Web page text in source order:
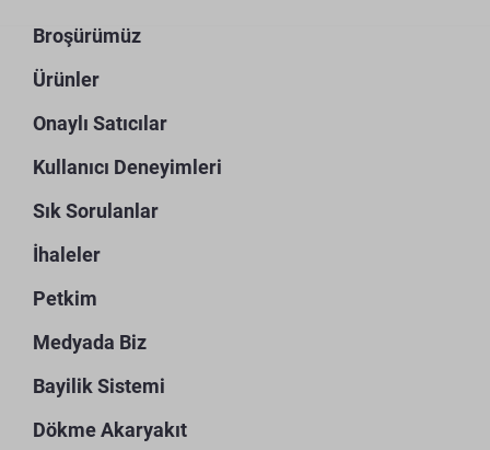
Broşürümüz
Ürünler
Onaylı Satıcılar
Kullanıcı Deneyimleri
Sık Sorulanlar
İhaleler
Petkim
Medyada Biz
Bayilik Sistemi
Dökme Akaryakıt